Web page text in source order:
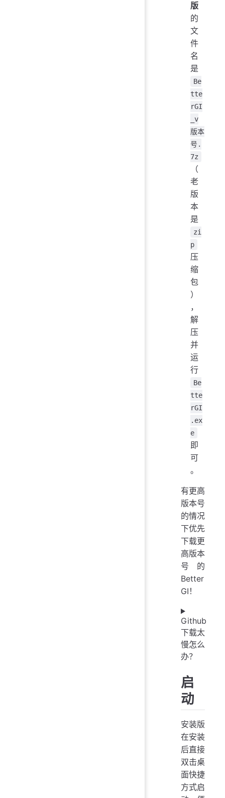
版
的
文
件
名
是
Be
tte
rGI
_v
版本
号.
7z
（
老
版
本
是
zi
p
压
缩
包
）
，
解
压
并
运
行
Be
tte
rGI
.ex
e
即
可
。
有更高
版本号
的情况
下优先
下载更
高版本
号的
Better
GI！
Github
下载太
慢怎么
办？
启
动
安装版
在安装
后直接
双击桌
面快捷
方式启